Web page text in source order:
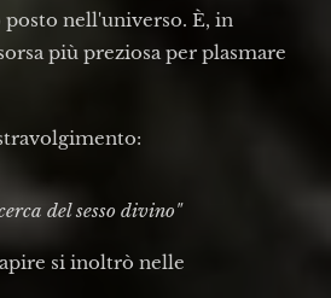
posto nell'universo. È, in
più preziosa per plasmare
del sesso divino"
si inoltrò nelle